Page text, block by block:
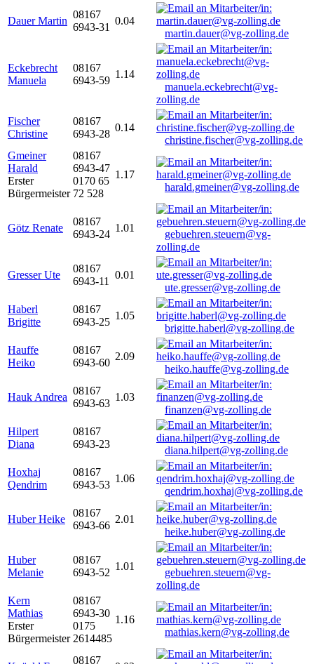
Dauer Martin
08167
6943-31
0.04
martin.dauer@vg-zolling.de
Eckebrecht
Manuela
08167
6943-59
1.14
manuela.eckebrecht@vg-
zolling.de
Fischer
Christine
08167
6943-28
0.14
christine.fischer@vg-zolling.de
Gmeiner
Harald
Erster
Bürgermeister
08167
6943-47
0170 65
72 528
1.17
harald.gmeiner@vg-zolling.de
Götz Renate
08167
6943-24
1.01
gebuehren.steuern@vg-
zolling.de
Gresser Ute
08167
6943-11
0.01
ute.gresser@vg-zolling.de
Haberl
Brigitte
08167
6943-25
1.05
brigitte.haberl@vg-zolling.de
Hauffe
Heiko
08167
6943-60
2.09
heiko.hauffe@vg-zolling.de
Hauk Andrea
08167
6943-63
1.03
finanzen@vg-zolling.de
Hilpert
Diana
08167
6943-23
diana.hilpert@vg-zolling.de
Hoxhaj
Qendrim
08167
6943-53
1.06
qendrim.hoxhaj@vg-zolling.de
Huber Heike
08167
6943-66
2.01
heike.huber@vg-zolling.de
Huber
Melanie
08167
6943-52
1.01
gebuehren.steuern@vg-
zolling.de
Kern
Mathias
Erster
Bürgermeister
08167
6943-30
0175
2614485
1.16
mathias.kern@vg-zolling.de
08167